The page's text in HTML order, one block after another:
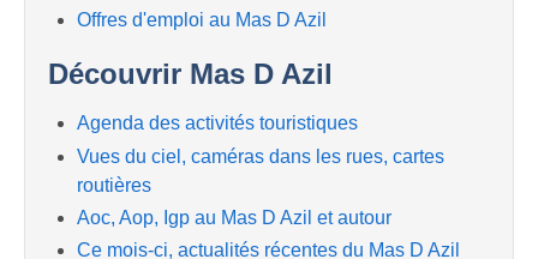
Offres d'emploi au Mas D Azil
Découvrir Mas D Azil
Agenda des activités touristiques
Vues du ciel, caméras dans les rues, cartes
routières
Aoc, Aop, Igp au Mas D Azil et autour
Ce mois-ci, actualités récentes du Mas D Azil